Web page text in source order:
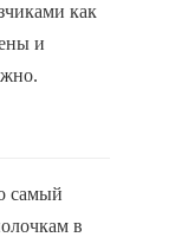
как
и
самый
в